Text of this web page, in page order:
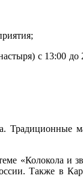
с 13:00 до
Традиционные
«Колокола и
Также в